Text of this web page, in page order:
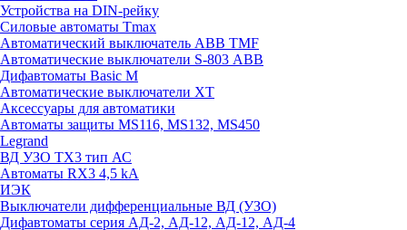
Устройства на DIN-рейку
Силовые автоматы Tmax
Автоматический выключатель ABB TMF
Автоматические выключатели S-803 АВВ
Дифавтоматы Basic M
Автоматические выключатели XT
Аксессуары для автоматики
Автоматы защиты MS116, MS132, MS450
Legrand
ВД УЗО TX3 тип АС
Автоматы RX3 4,5 kA
ИЭК
Выключатели дифференциальные ВД (УЗО)
Дифавтоматы серия АД-2, АД-12, АД-12, АД-4